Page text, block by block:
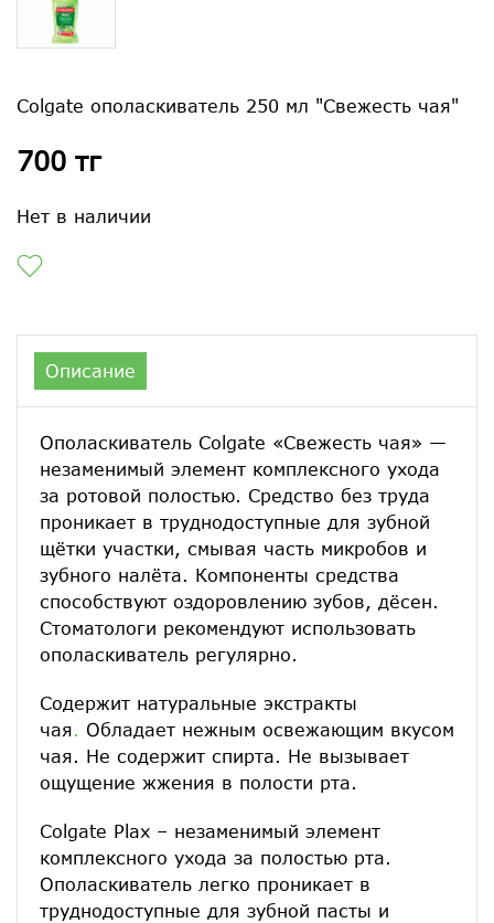
Colgate ополаскиватель 250 мл "Свежесть чая"
700 тг
Нет в наличии
Описание
Ополаскиватель Colgate «Свежесть чая» —
незаменимый элемент комплексного ухода
за ротовой полостью. Средство без труда
проникает в труднодоступные для зубной
щётки участки, смывая часть микробов и
зубного налёта. Компоненты средства
способствуют оздоровлению зубов, дёсен.
Стоматологи рекомендуют использовать
ополаскиватель регулярно.
Содержит натуральные экстракты
чая. Обладает нежным освежающим вкусом
чая. Не содержит спирта. Не вызывает
ощущение жжения в полости рта.
Colgate Plax – незаменимый элемент
комплексного ухода за полостью рта.
Ополаскиватель легко проникает в
труднодоступные для зубной пасты и